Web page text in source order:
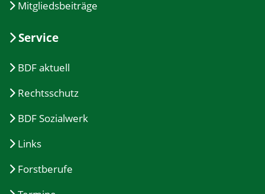
Mitgliedsbeiträge
Service
BDF aktuell
Rechtsschutz
BDF Sozialwerk
Links
Forstberufe